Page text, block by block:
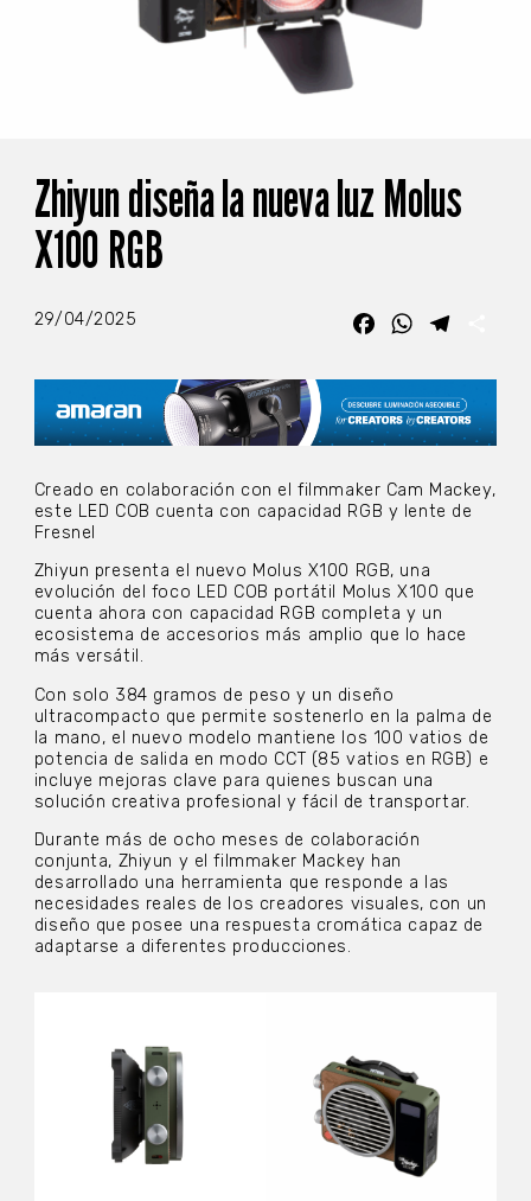
Zhiyun diseña la nueva luz Molus
X100 RGB
29/04/2025 FacebookWhatsApp
Creado en colaboración con el filmmaker Cam Mackey,
este LED COB cuenta con capacidad RGB y lente de
Fresnel
Zhiyun presenta el nuevo Molus X100 RGB, una
evolución del foco LED COB portátil Molus X100 que
cuenta ahora con capacidad RGB completa y un
ecosistema de accesorios más amplio que lo hace
más versátil.
Con solo 384 gramos de peso y un diseño
ultracompacto que permite sostenerlo en la palma de
la mano, el nuevo modelo mantiene los 100 vatios de
potencia de salida en modo CCT (85 vatios en RGB) e
incluye mejoras clave para quienes buscan una
solución creativa profesional y fácil de transportar.
Durante más de ocho meses de colaboración
conjunta, Zhiyun y el filmmaker Mackey han
desarrollado una herramienta que responde a las
necesidades reales de los creadores visuales, con un
diseño que posee una respuesta cromática capaz de
adaptarse a diferentes producciones.